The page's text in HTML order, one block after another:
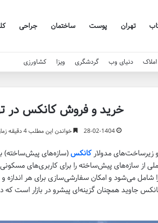
تهران پوست ساختمان جراحی
دنیای وب گردشگری ویزا کشاورزی
خرید و فروش کانکس در
28-02-1404 خواندن این مطلب 4 دقیقه زمان میبرد
زیرساخت‌های مدولارکانکس(سازه‌های پیش‌ساخته)
از سازه‌های پیش‌ساخته را برای کاربری‌های
می‌شود و امکان سفارشی‌سازی برای هر اندازه
کانکس جاوید همچنان گزینه‌ای پیشرو در بازار است